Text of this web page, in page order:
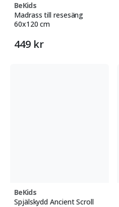
BeKids
Madrass till resesäng
60x120 cm
449 kr
BeKids
Spjälskydd Ancient Scroll